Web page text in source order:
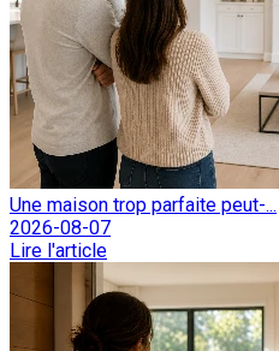
Une maison trop parfaite peut-...
2026-08-07
Lire l'article